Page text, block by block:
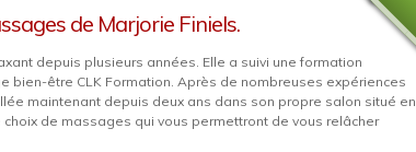
de Marjorie Finiels.
depuis plusieurs années. Elle a suivi une formation
bien-être CLK Formation. Après de nombreuses expériences
maintenant depuis deux ans dans son propre salon situé en
de massages qui vous permettront de vous relâcher